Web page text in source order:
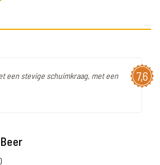
7,6
een stevige schuimkraag, met een